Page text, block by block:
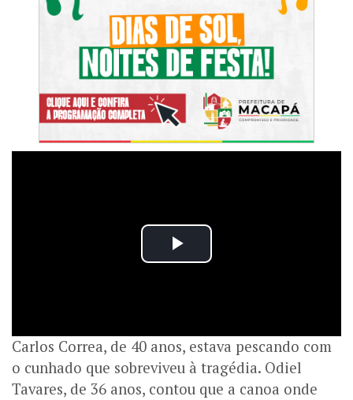
Carlos Correa, de 40 anos, estava pescando com
o cunhado que sobreviveu à tragédia. Odiel
Tavares, de 36 anos, contou que a canoa onde